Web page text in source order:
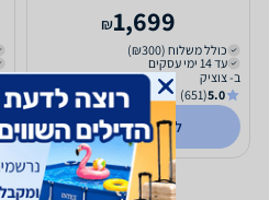
1,699
₪
כולל משלוח (₪300)
עד 14 ימי עסקים
ב- צוציק
5.0
(651)
לפרטים נוספים